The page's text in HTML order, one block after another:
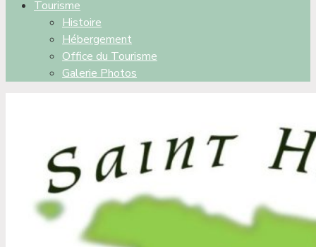
Tourisme
Histoire
Hébergement
Office du Tourisme
Galerie Photos